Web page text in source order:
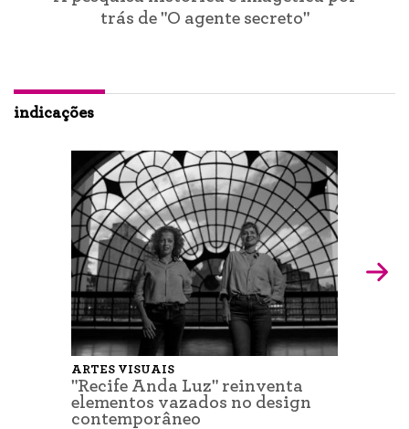
trás de "O agente secreto"
indicações
ARTES VISUAIS
"Recife Anda Luz" reinventa
elementos vazados no design
contemporâneo